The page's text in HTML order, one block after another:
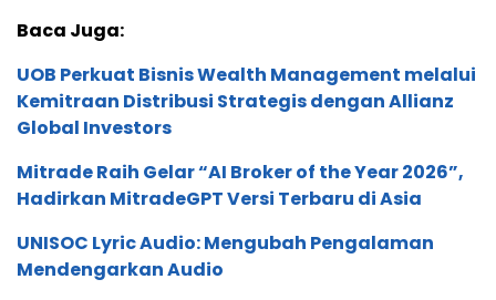
Baca Juga:
UOB Perkuat Bisnis Wealth Management melalui
Kemitraan Distribusi Strategis dengan Allianz
Global Investors
Mitrade Raih Gelar “AI Broker of the Year 2026”,
Hadirkan MitradeGPT Versi Terbaru di Asia
UNISOC Lyric Audio: Mengubah Pengalaman
Mendengarkan Audio